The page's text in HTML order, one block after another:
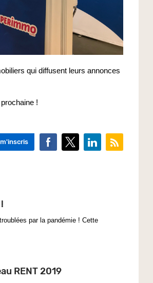
qui diffusent leurs annonces
!
par la pandémie ! Cette
RENT 2019